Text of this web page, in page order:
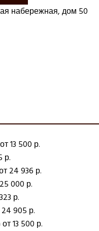
набережная, дом 50
13 500 р.
р.
24 936 р.
000 р.
р.
24 905 р.
13 500 р.